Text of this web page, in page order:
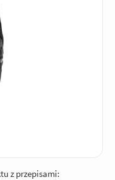
z przepisami: